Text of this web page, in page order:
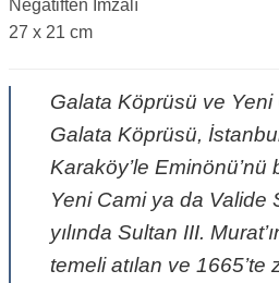
Negatiften İmzalı
27 x 21 cm
Galata Köprüsü ve Yeni
Galata Köprüsü,
Karaköy’le Eminönü’nü
Yeni Cami ya da Valide
yılında Sultan III.
temeli atılan ve 1665’te